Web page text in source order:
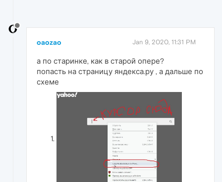
oaozao Jan 9, 2020, 11:31 PM
а по старинке, как в старой опере?
попасть на страницу яндекса.ру , а дальше по
схеме